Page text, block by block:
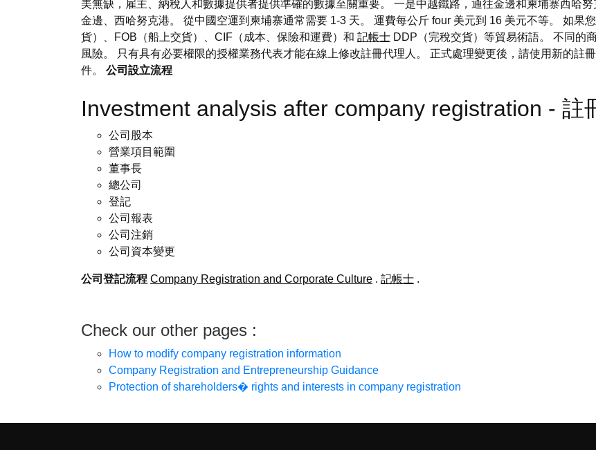
美無缺，雇主、納稅人和數據提供者提供準確的數據至關重要。 一是中越鐵路，通往金邊和柬埔寨西哈
金邊、西哈努克港。 從中國空運到柬埔寨通常需要 1-3 天。 運費每公斤 four 美元到 16 美元不等。 如果
貨）、FOB（船上交貨）、CIF（成本、保險和運費）和 記帳士 DDP（完稅交貨）等貿易術語。 不同的
風險。 只有具有必要權限的授權業務代表才能在線上修改註冊代理人。 正式處理變更後，請使用新的註
件。 公司設立流程
Investment analysis after company registration - 註
公司股本
營業項目範圍
董事長
總公司
登記
公司報表
公司注銷
公司資本變更
公司登記流程 Company Registration and Corporate Culture . 記帳士 .
Check our other pages :
How to modify company registration information
Company Registration and Entrepreneurship Guidance
Protection of shareholders� rights and interests in company registration